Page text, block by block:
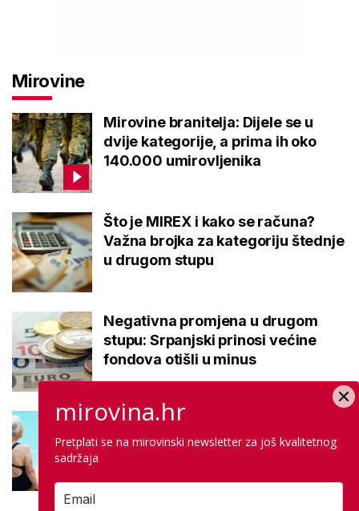
Mirovine
Mirovine branitelja: Dijele se u
dvije kategorije, a prima ih oko
140.000 umirovljenika
Što je MIREX i kako se računa?
Važna brojka za kategoriju štednje
u drugom stupu
Negativna promjena u drugom
stupu: Srpanjski prinosi većine
fondova otišli u minus
Kupanje u ovom gradu i sutra
besplatno: Građani se mogu
mirovina.hr
Pretplati se na mirovinski newsletter za još kvalitetnog
sadržaja